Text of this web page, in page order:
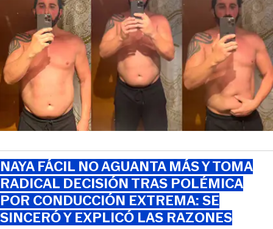
NAYA FÁCIL NO AGUANTA MÁS Y TOMA
RADICAL DECISIÓN TRAS POLÉMICA
POR CONDUCCIÓN EXTREMA: SE
SINCERÓ Y EXPLICÓ LAS RAZONES